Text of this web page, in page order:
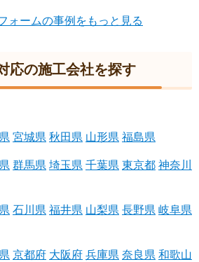
ォームの事例をもっと見る
応の施工会社を探す
宮城県 秋田県 山形県 福島県
群馬県 埼玉県 千葉県 東京都 神奈川
石川県 福井県 山梨県 長野県 岐阜県
京都府 大阪府 兵庫県 奈良県 和歌山